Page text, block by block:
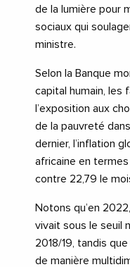
de la lumière pour
sociaux qui
ministre.
Selon la Banque
capital humain, les
l’exposition aux
de la pauvreté
dernier, l’inflation
africaine en termes
contre 22,79 le
Notons qu’en
vivait sous le seuil
2018/19, tandis
de manière